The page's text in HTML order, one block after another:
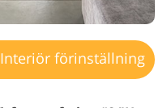
Interiör förinställning